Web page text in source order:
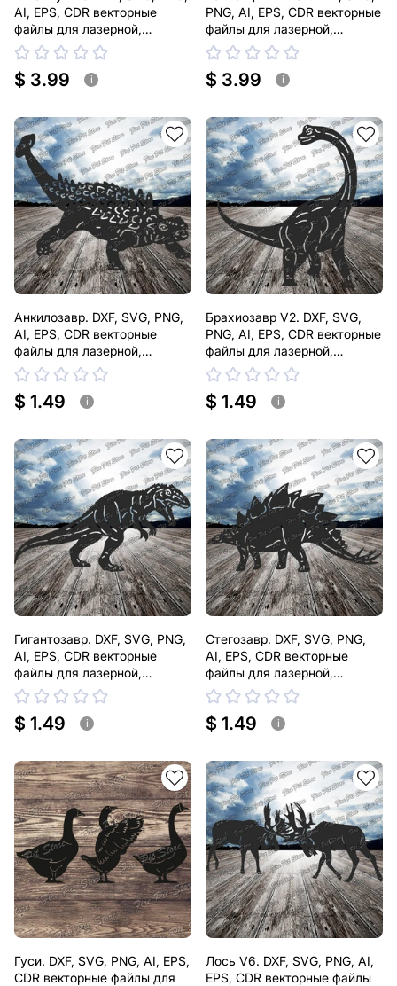
AI, EPS, CDR векторные
файлы для лазерной,
плазменной резки
$ 3.99 i
PNG, AI, EPS, CDR векторные
файлы для лазерной,
плазменной резки
$ 3.99 i
Анкилозавр. DXF, SVG, PNG,
AI, EPS, CDR векторные
файлы для лазерной,
плазменной резки
$ 1.49 i
Брахиозавр V2. DXF, SVG,
PNG, AI, EPS, CDR векторные
файлы для лазерной,
плазменной резки
$ 1.49 i
Гигантозавр. DXF, SVG, PNG,
AI, EPS, CDR векторные
файлы для лазерной,
плазменной резки
$ 1.49 i
Стегозавр. DXF, SVG, PNG,
AI, EPS, CDR векторные
файлы для лазерной,
плазменной резки
$ 1.49 i
Гуси. DXF, SVG, PNG, AI, EPS,
CDR векторные файлы для
Лось V6. DXF, SVG, PNG, AI,
EPS, CDR векторные файлы